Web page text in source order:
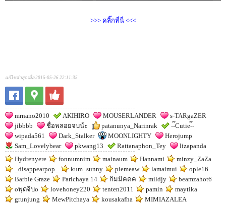
>>> คลิ๊กที่นี่ <<<
แก้ไขล่าสุดเมื่อ 2015-05-26 22:11:35
mrnano2010 AKIHIRO MOUSERLANDER
s-TARgaZER
jibbbb
ชื่อพลอยจบน้ะ patanunya_Narinrak
--๊Cutie-๊-
wipada561
Dark_Stalker MOONLIGHTY
Herojump
Sam_Lovelybear
pkwang13 Rattanaphon_Tey
lizapanda
Hydrenyere
fonnumnim mainaum Hannami
minzy_ZaZa
_disappearpop_
kum_sunny piemeaw lamaimui
ople16
Barbie Graze
Parichaya 14 กิมมิคคค mildjy
beamzahot6
oพุดจีบo
lovehoney220 tenten2011 pamin
maytika
grunjung
MewPitchaya kousakafha
MIMIAZALEA